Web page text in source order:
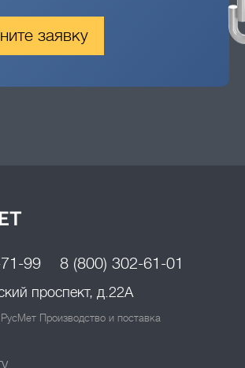
заявку
99 8 (800) 302-61-01
проспект, д.22А
Производство и поставка